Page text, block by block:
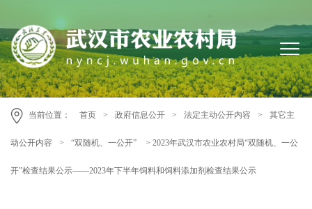
当前位置： 首页 > 政府信息公开 > 法定主动公开内容 > 其它主
动公开内容 > “双随机、一公开” > 2023年武汉市农业农村局“双随机、一公
开”检查结果公示——2023年下半年饲料和饲料添加剂检查结果公示